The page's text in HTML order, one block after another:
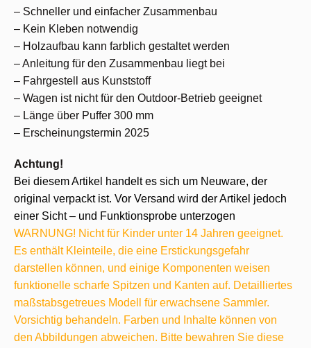
– Schneller und einfacher Zusammenbau
– Kein Kleben notwendig
– Holzaufbau kann farblich gestaltet werden
– Anleitung für den Zusammenbau liegt bei
– Fahrgestell aus Kunststoff
– Wagen ist nicht für den Outdoor-Betrieb geeignet
– Länge über Puffer 300 mm
– Erscheinungstermin 2025
Achtung!
Bei diesem Artikel handelt es sich um Neuware, der
original verpackt ist. Vor Versand wird der Artikel jedoch
einer Sicht – und Funktionsprobe unterzogen
WARNUNG! Nicht für Kinder unter 14 Jahren geeignet.
Es enthält Kleinteile, die eine Erstickungsgefahr
darstellen können, und einige Komponenten weisen
funktionelle scharfe Spitzen und Kanten auf. Detailliertes
maßstabsgetreues Modell für erwachsene Sammler.
Vorsichtig behandeln. Farben und Inhalte können von
den Abbildungen abweichen. Bitte bewahren Sie diese